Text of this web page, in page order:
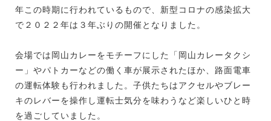
年この時期に行われているもので、新型コロナの感染拡大
で２０２２年は３年ぶりの開催となりました。
会場では岡山カレーをモチーフにした「岡山カレータクシ
ー」やパトカーなどの働く車が展示されたほか、路面電車
の運転体験も行われました。子供たちはアクセルやブレー
キのレバーを操作し運転士気分を味わうなど楽しいひと時
を過ごしていました。